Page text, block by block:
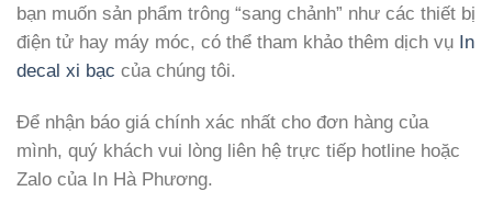
bạn muốn sản phẩm trông “sang chảnh” như các thiết bị
điện tử hay máy móc, có thể tham khảo thêm dịch vụ In
decal xi bạc của chúng tôi.
Để nhận báo giá chính xác nhất cho đơn hàng của
mình, quý khách vui lòng liên hệ trực tiếp hotline hoặc
Zalo của In Hà Phương.